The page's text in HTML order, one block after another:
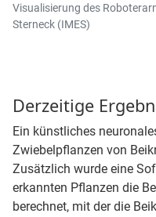
Visualisierung des
Sterneck (IMES)
Derzeitige
Ein künstliches
Zwiebelpflanzen von
Zusätzlich wurde eine
erkannten Pflanzen die
berechnet, mit der die